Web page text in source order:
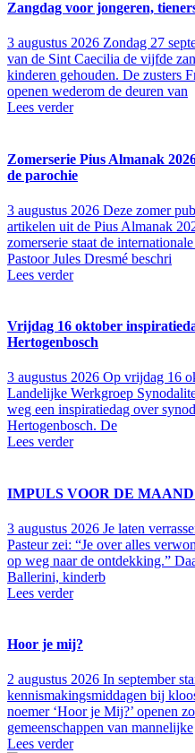
Zangdag voor jongeren,
3 augustus 2026 Zondag 27
van de Sint Caecilia de vijfde
kinderen gehouden. De zusters
openen wederom de deuren van
Lees verder
Zomerserie Pius Almanak
de parochie
3 augustus 2026 Deze zomer
artikelen uit de Pius Almanak
zomerserie staat de
Pastoor Jules Dresmé beschri
Lees verder
Vrijdag 16 oktober
Hertogenbosch
3 augustus 2026 Op vrijdag 16
Landelijke Werkgroep
weg een inspiratiedag over
Hertogenbosch. De
Lees verder
IMPULS VOOR DE MAAND
3 augustus 2026 Je laten
Pasteur zei: “Je over alles
op weg naar de ontdekking.”
Ballerini, kinderb
Lees verder
Hoor je mij?
2 augustus 2026 In september
kennismakingsmiddagen bij
noemer ‘Hoor je Mij?’ openen
gemeenschappen van mannelijke
Lees verder